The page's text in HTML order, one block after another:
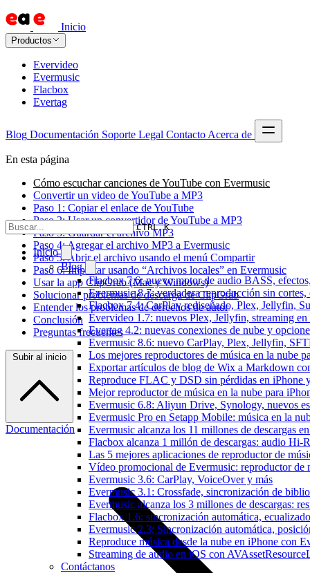
Inicio
Productos
Evervideo
Evermusic
Flacbox
Evertag
Blog Documentación Soporte Legal Contacto Acerca de
CTRL K
Inicio
Blog
Flacbox 7.6: nuevo motor de audio BASS,
Evermusic 8.7: verdadera reproducción sin
Flacbox 7.4: CarPlay rediseñado, Plex, Jellyfin,
Evervideo 1.7: nuevos Plex, Jellyfin, streaming
Evertag 4.2: nuevas conexiones de nube y
Evermusic 8.6: nuevo CarPlay, Plex, Jellyfin,
Los mejores reproductores de música en la nube
Exportar artículos de blog de Wix a Markdown
Reproduce FLAC y DSD sin pérdidas en iPhone
Mejor reproductor de música en la nube para
Evermusic 6.8: Aliyun Drive, Synology, nuevos
Evermusic Pro en Setapp Mobile: música en la
Evermusic alcanza los 11 millones de descargas
Flacbox alcanza 1 millón de descargas: audio Hi-
Las 5 mejores aplicaciones de reproductor de
Vídeo promocional de Evermusic: reproductor de
Evermusic 3.6: CarPlay, VoiceOver y más
Evermusic 3.1: Crossfade, sincronización de
Evermusic alcanza los 3 millones de descargas:
Flacbox 1.6: sincronización automática,
Evermusic 2.3: Sincronización automática,
Reproduce música desde la nube en iPhone con
Streaming de audio en iOS con
Contáctanos
En esta página
Cómo escuchar canciones de YouTube con Evermusic
Convertir un video de YouTube a MP3
Paso 1: Copiar el enlace de YouTube
Paso 2: Usar un convertidor de YouTube a MP3
Paso 3: Guardar el archivo MP3
Paso 4: Agregar el archivo MP3 a Evermusic
Paso 5: Abrir el archivo usando el menú Compartir
Paso 6: Importar usando “Archivos locales” en Evermusic
Usar la app ClipGrab (Mac y Windows)
Solucionar problemas de descarga de ClipGrab
Entender los problemas de derechos de autor
Conclusión
Preguntas frecuentes
Subir al inicio
Documentación